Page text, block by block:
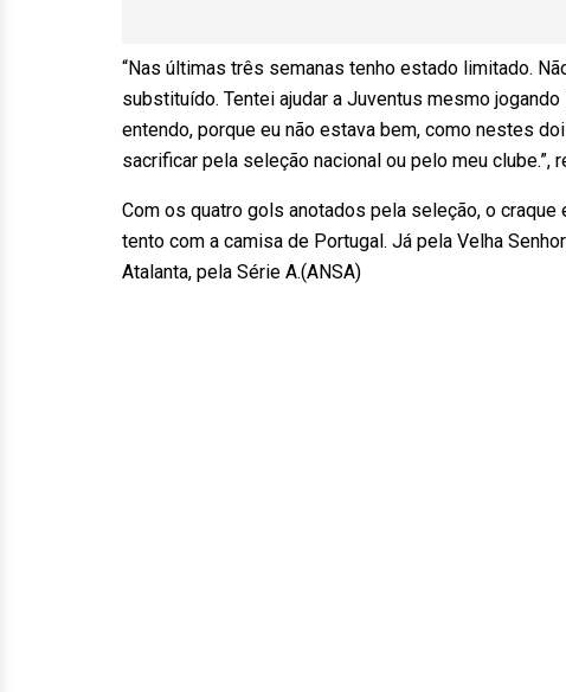
“Nas últimas três semanas tenho estado limitado.
substituído. Tentei ajudar a Juventus mesmo
entendo, porque eu não estava bem, como nestes
sacrificar pela seleção nacional ou pelo meu clube.”,
Com os quatro gols anotados pela seleção, o
tento com a camisa de Portugal. Já pela Velha
Atalanta, pela Série A.(ANSA)